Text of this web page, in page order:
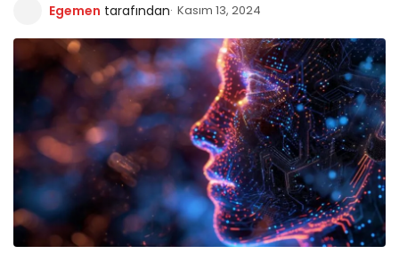
Egemen tarafından Kasım 13, 2024